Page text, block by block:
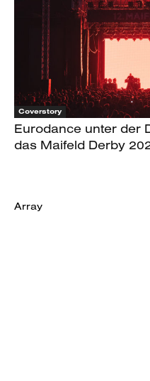
Coverstory
Eurodance unter der
das Maifeld Derby